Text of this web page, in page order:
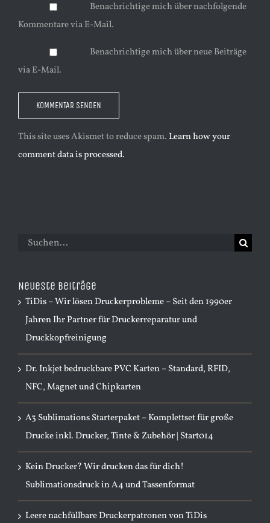
Benachrichtige mich über nachfolgende
Kommentare via E-Mail.
Benachrichtige mich über neue Beiträge
via E-Mail.
This site uses Akismet to reduce spam. Learn how your
comment data is processed.
Suche
Neueste Beiträge
TiDis – Wir lösen Druckerprobleme – Seit den 1990er
Jahren Ihr Partner für Druckerreparatur und
Druckkopfreinigung
Dr. Inkjet bedruckbare PVC Karten – Standard, RFID,
NFC, Magnet und Chipkarten
A3 Sublimations Starterpaket – Komplettset für große
Drucke inkl. Drucker, Tinte & Zubehör | Start014
Kein Drucker? Wir drucken das für dich!
Sublimationsdruck in A4 und Tassenformat
Leere nachfüllbare Druckerpatronen von TiDis